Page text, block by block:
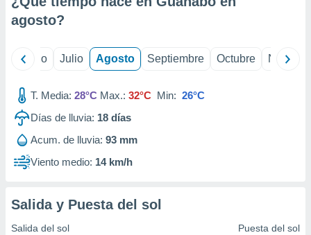
e
publicidad
publicidad
de
agosto?
Junio Julio Agosto Septiembre Octubre
T. Media: 28°C Max.: 32°C Min: 26°C
Días de lluvia: 18 días
Acum. de lluvia: 93 mm
Viento medio: 14 km/h
Salida y Puesta del sol
Salida del sol Puesta del sol